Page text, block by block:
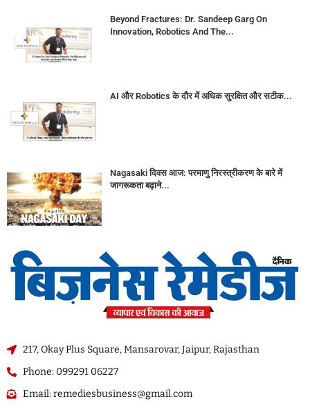
Beyond Fractures: Dr. Sandeep Garg On
Innovation, Robotics And The...
AI और Robotics के दौर में अधिक सुरक्षित और सटीक...
Nagasaki दिवस आज: परमाणु निरस्त्रीकरण के बारे में
जागरूकता बढ़ाने...
217, Okay Plus Square, Mansarovar, Jaipur, Rajasthan
Phone: 099291 06227
Email: remediesbusiness@gmail.com